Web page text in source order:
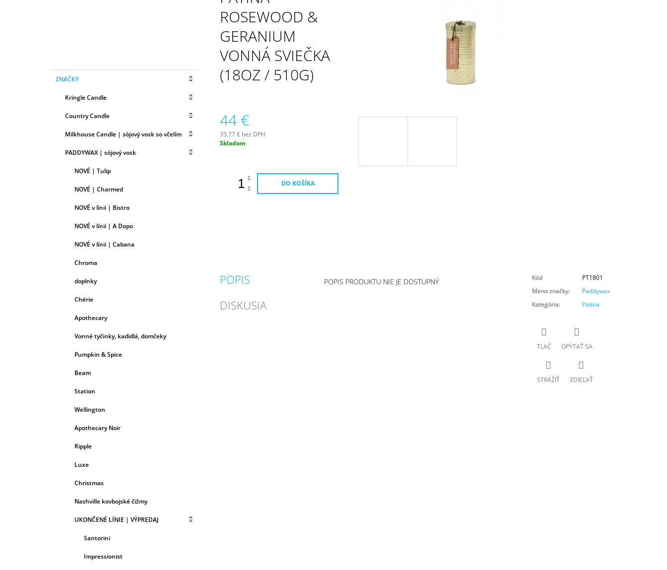
kategórie
K
AZNAČKY
Kringle Candle
Country Candle
Milkhouse Candle | sójový vosk so včelím
PADDYWAX | sójový vosk
NOVÉ | Tulip
NOVÉ | Charmed
NOVÉ v línii | Bistro
NOVÉ v línii | A Dopo
NOVÉ v línii | Cabana
Chroma
doplnky
Chérie
Apothecary
Vonné tyčinky, kadidlá, domčeky
Pumpkin & Spice
Beam
Station
Wellington
Apothecary Noir
Ripple
Luxe
Christmas
Nashville kovbojské čižmy
UKONČENÉ LÍNIE | VÝPREDAJ
Santorini
Impressionist
ROSEWOOD &
GERANIUM
VONNÁ SVIEČKA
(18OZ / 510G)
44 €
35,77 € bez DPH
Jednotková
Skladom
DO KOŠÍKA
POPIS
DISKUSIA
POPIS PRODUKTU NIE JE DOSTUPNÝ Kód
PT1801
Meno značky:
Paddywax
Kategória: Patina
TLAČ OPÝTAŤ SA
STRÁŽIŤ ZDIEĽAŤ
16,90 €